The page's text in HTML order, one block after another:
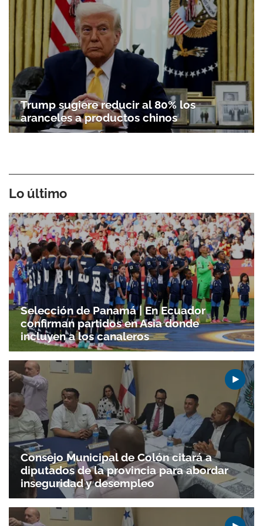
Gracias por suscribirte a nuestro boletín.
ACEPTAR
Trump sugiere reducir al 80% los
aranceles a productos chinos
Lo último
Selección de Panamá | En Ecuador
confirman partidos en Asia donde
incluyen a los canaleros
Consejo Municipal de Colón citará a
diputados de la provincia para abordar
inseguridad y desempleo